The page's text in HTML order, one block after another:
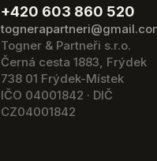
+420 603 860 520
Togner & Partneři s.r.o.
Černá cesta 1883, Frýdek
738 01 Frýdek-Místek
IČO 04001842 · DIČ
CZ04001842